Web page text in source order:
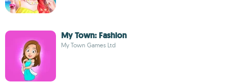
My Town: Fashion
My Town Games Ltd